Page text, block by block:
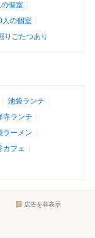
個室
人の個室
りごたつあり
池袋ランチ
寺ランチ
ラーメン
カフェ
広告を非表示